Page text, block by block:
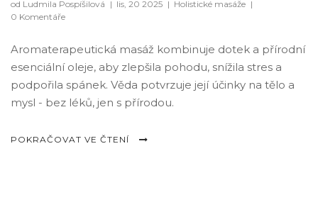
od Ludmila Pospíšilová | lis, 20 2025 | Holistické masáže |
0 Komentáře
Aromaterapeutická masáž kombinuje dotek a přírodní
esenciální oleje, aby zlepšila pohodu, snížila stres a
podpořila spánek. Věda potvrzuje její účinky na tělo a
mysl - bez léků, jen s přírodou.
POKRAČOVAT VE ČTENÍ